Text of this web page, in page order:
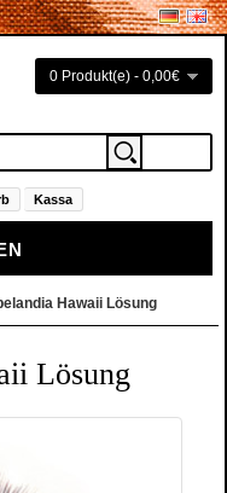
0 Produkt(e) - 0,00€
Kassa
Hawaii Lösung
Lösung